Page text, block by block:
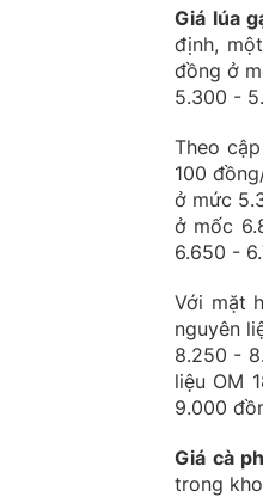
Giá lúa
định,
đồng ở
5.300 -
Theo
100
ở mức
ở mốc
6.650 -
Với mặt
nguyên
8.250 -
liệu OM
9.000
Giá cà
trong